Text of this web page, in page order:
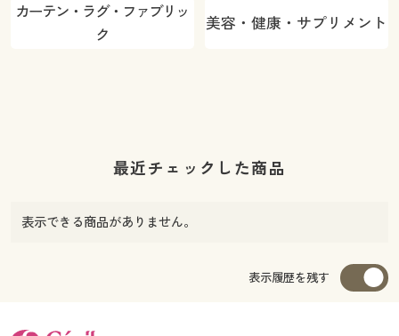
カーテン・ラグ・ファブリッ
ク
美容・健康・サプリメント
最近チェックした商品
表示できる商品がありません。
表示履歴を残す